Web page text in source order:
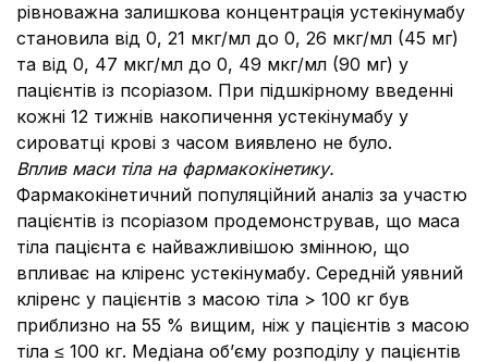
рівноважна залишкова концентрація устекінумабу
становила від 0, 21 мкг/мл до 0, 26 мкг/мл (45 мг)
та від 0, 47 мкг/мл до 0, 49 мкг/мл (90 мг) у
пацієнтів із псоріазом. При підшкірному введенні
кожні 12 тижнів накопичення устекінумабу у
сироватці крові з часом виявлено не було.
Вплив маси тіла на фармакокінетику.
Фармакокінетичний популяційний аналіз за участю
пацієнтів із псоріазом продемонстрував, що маса
тіла пацієнта є найважливішою змінною, що
впливає на кліренс устекінумабу. Середній уявний
кліренс у пацієнтів з масою тіла > 100 кг був
приблизно на 55 % вищим, ніж у пацієнтів з масою
тіла ≤ 100 кг. Медіана об’єму розподілу у пацієнтів